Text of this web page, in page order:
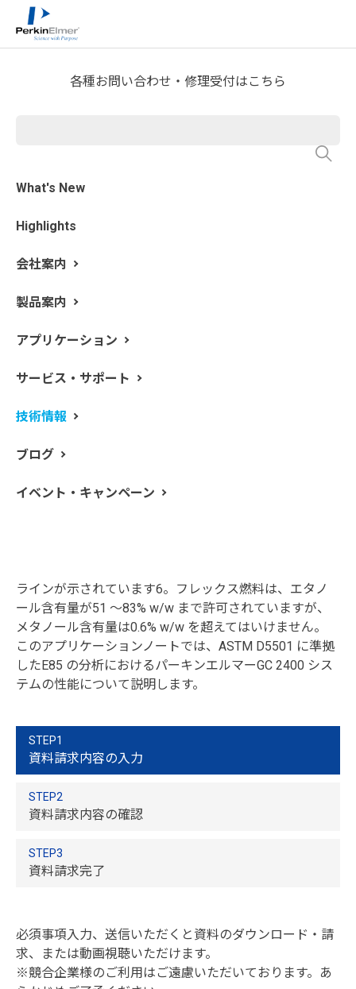
各種お問い合わせ・修理受付はこちら
What's New
Highlights
会社案内
製品案内
アプリケーション
サービス・サポート
技術情報
ブログ
イベント・キャンペーン
ホーム
GC-FID を用いたASTM D5501-
ン混合燃料を使用する自動車の生産が増加しています。
ン比40% 以上）や、従来の高濃度のエタノールガソリン
いため、注目されています。一方で、フレックス燃料
ラインが示されています6。フレックス燃料は、エタノ
ール含有量が51 ～83% w/w まで許可されていますが、
メタノール含有量は0.6% w/w を超えてはいけません。
このアプリケーションノートでは、ASTM D5501 に準拠
したE85 の分析におけるパーキンエルマーGC 2400 シス
テムの性能について説明します。
STEP1
資料請求内容の入力
STEP2
資料請求内容の確認
STEP3
資料請求完了
必須事項入力、送信いただくと資料のダウンロード・請
求、または動画視聴いただけます。
※競合企業様のご利用はご遠慮いただいております。あ